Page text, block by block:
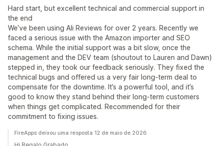
Hard start, but excellent technical and commercial support in
the end
We’ve been using Ali Reviews for over 2 years. Recently we
faced a serious issue with the Amazon importer and SEO
schema. While the initial support was a bit slow, once the
management and the DEV team (shoutout to Lauren and Dawn)
stepped in, they took our feedback seriously. They fixed the
technical bugs and offered us a very fair long-term deal to
compensate for the downtime. It’s a powerful tool, and it’s
good to know they stand behind their long-term customers
when things get complicated. Recommended for their
commitment to fixing issues.
FireApps deixou uma resposta 12 de maio de 2026